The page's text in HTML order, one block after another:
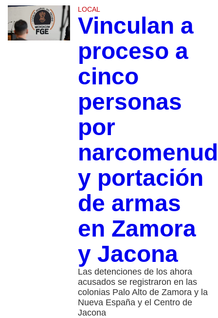
LOCAL
Vinculan a
proceso a
cinco
personas
por
y portación
de armas
en Zamora
y Jacona
Las detenciones de los ahora
acusados se registraron en las
colonias Palo Alto de Zamora y la
Nueva España y el Centro de
Jacona